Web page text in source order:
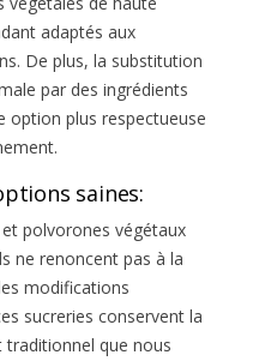
adaptés aux
De plus, la substitution
par des ingrédients
option plus respectueuse
saines:
polvorones végétaux
ne renoncent pas à la
modifications
sucreries conservent la
que nous